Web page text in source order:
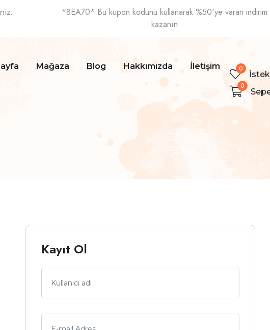
*8EA70* Bu kupon kodunu kullanarak %50'ye varan indirim
kazanın
Mağaza Blog Hakkımızda İletişim 0
0
Kayıt Ol